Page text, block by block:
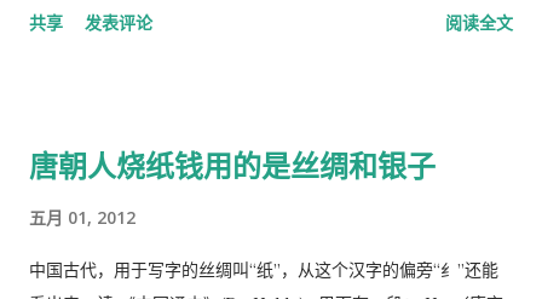
的，明天吃我的，但是到了明天，我把自己的儿子藏起来了。于
钱让人们堕落，这完全是歪曲事实的说法。我人为，道德沦丧在
吃人的事情非常普遍，道德跌入有史以来的最低谷。相比较之
共享 发表评论 阅读全文
唐朝人烧纸钱用的是丝绸和银子
五月 01, 2012
中国古代，用于写字的丝绸叫“纸”，从这个汉字的偏旁“纟”还能